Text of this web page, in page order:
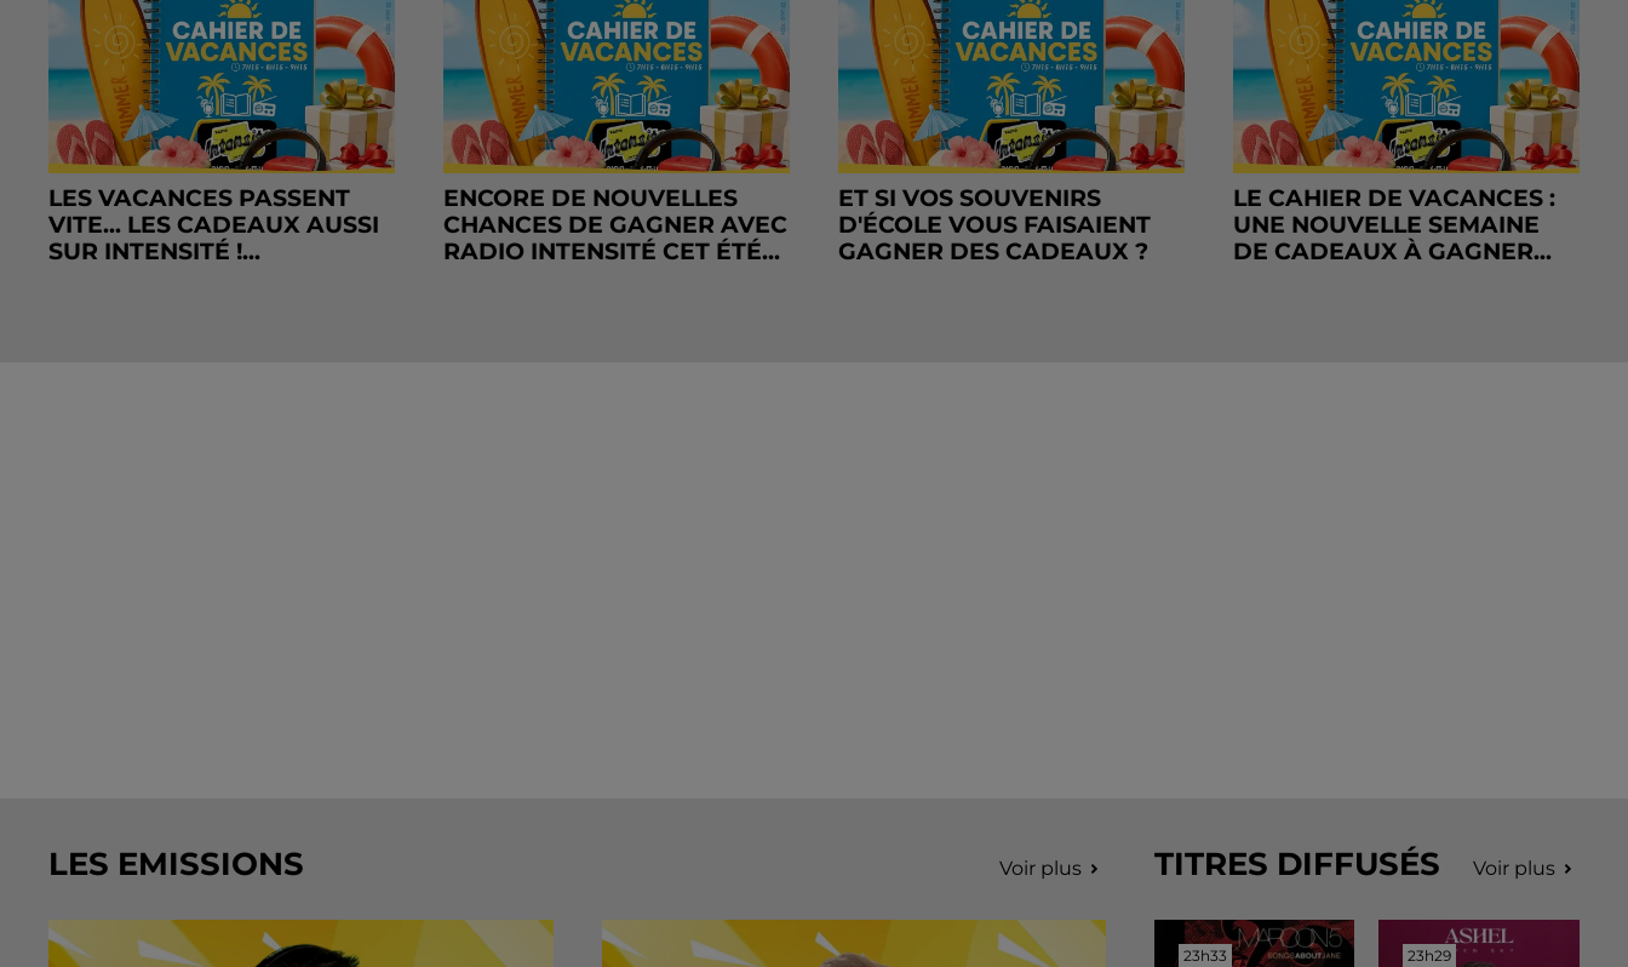
LES VACANCES PASSENT
VITE... LES CADEAUX AUSSI
SUR INTENSITÉ !...
ENCORE DE NOUVELLES
CHANCES DE GAGNER AVEC
RADIO INTENSITÉ CET ÉTÉ...
ET SI VOS SOUVENIRS
D'ÉCOLE VOUS FAISAIENT
GAGNER DES CADEAUX ?
LE CAHIER DE VACANCES :
UNE NOUVELLE SEMAINE
DE CADEAUX À GAGNER...
LES EMISSIONS Voir plus TITRES DIFFUSÉS Voir plus
23h33
23h33 23h29
23h29